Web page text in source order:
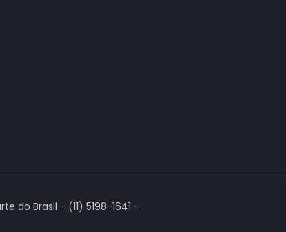
do Brasil - (11) 5198-1641 -